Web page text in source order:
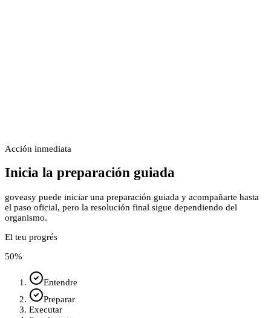
Acción inmediata
Inicia la preparación guiada
goveasy puede iniciar una preparación guiada y acompañarte hasta
el paso oficial, pero la resolución final sigue dependiendo del
organismo.
El teu progrés
50%
Entendre
Preparar
Executar